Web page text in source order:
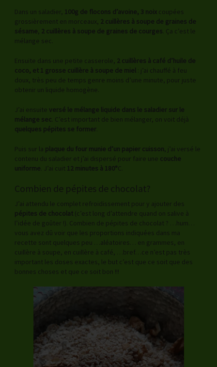
Dans un saladier, 100g de flocons d’avoine, 3 noix coupées
grossièrement en morceaux, 2 cuillères à soupe de graines de
sésame, 2 cuillères à soupe de graines de courges. Ça c’est le
mélange sec.
Ensuite dans une petite casserole, 2 cuillères à café d’huile de
coco, et 1 grosse cuillère à soupe de miel : j’ai chauffé à feu
doux, très peu de temps genre moins d’une minute, pour juste
obtenir un liquide homogène.
J’ai ensuite versé le mélange liquide dans le saladier sur le
mélange sec. C’est important de bien mélanger, on voit déjà
quelques pépites se former.
Puis sur la plaque du four munie d’un papier cuisson, j’ai versé le
contenu du saladier et j’ai dispersé pour faire une couche
uniforme. J’ai cuit 12 minutes à 180°C.
Combien de pépites de chocolat?
J’ai attendu le complet refroidissement pour y ajouter des
pépites de chocolat (c’est long d’attendre quand on salive à
l’idée de goûter !). Combien de pépites de chocolat ? …hum…
vous avez dû voir que les proportions indiquées dans ma
recette sont quelques peu …aléatoires… en grammes, en
cuillère à soupe, en cuillère à café, …bref…ce n’est pas très
important les doses exactes, le but c’est que ce soit que des
bonnes choses et que ce soit bon !!!